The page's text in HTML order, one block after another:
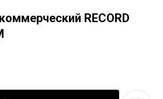
RECORD